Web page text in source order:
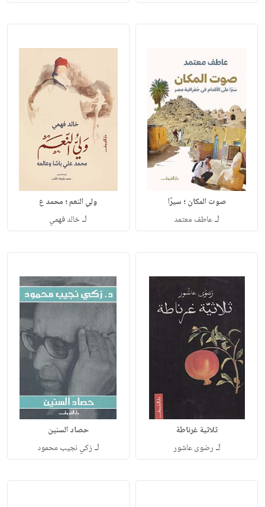
صوت المكان ؛ سيرًا
لـعاطف معتمد
ولي النعم ؛ محمد ع
لـخالد فهمي
ثلاثية غرناطة
لـ رضوى عاشور
حصاد السنين
لـ زكي نجيب محمود